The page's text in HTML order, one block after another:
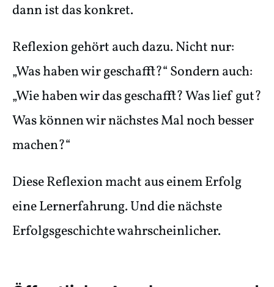
dann ist das konkret.
Reflexion gehört auch dazu. Nicht nur:
„Was haben wir geschafft?“ Sondern auch:
„Wie haben wir das geschafft? Was lief gut?
Was können wir nächstes Mal noch besser
machen?“
Diese Reflexion macht aus einem Erfolg
eine Lernerfahrung. Und die nächste
Erfolgsgeschichte wahrscheinlicher.